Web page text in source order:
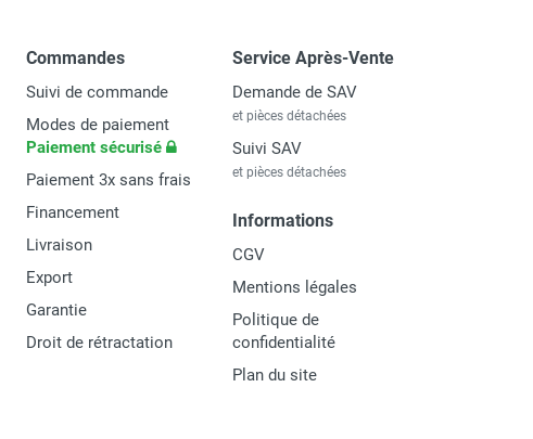
Commandes
Suivi de commande
Modes de paiement
Paiement sécurisé
Paiement 3x sans frais
Financement
Livraison
Export
Garantie
Droit de rétractation
Service Après-Vente
Demande de SAV
et pièces détachées
Suivi SAV
et pièces détachées
Informations
CGV
Mentions légales
Politique de
confidentialité
Plan du site